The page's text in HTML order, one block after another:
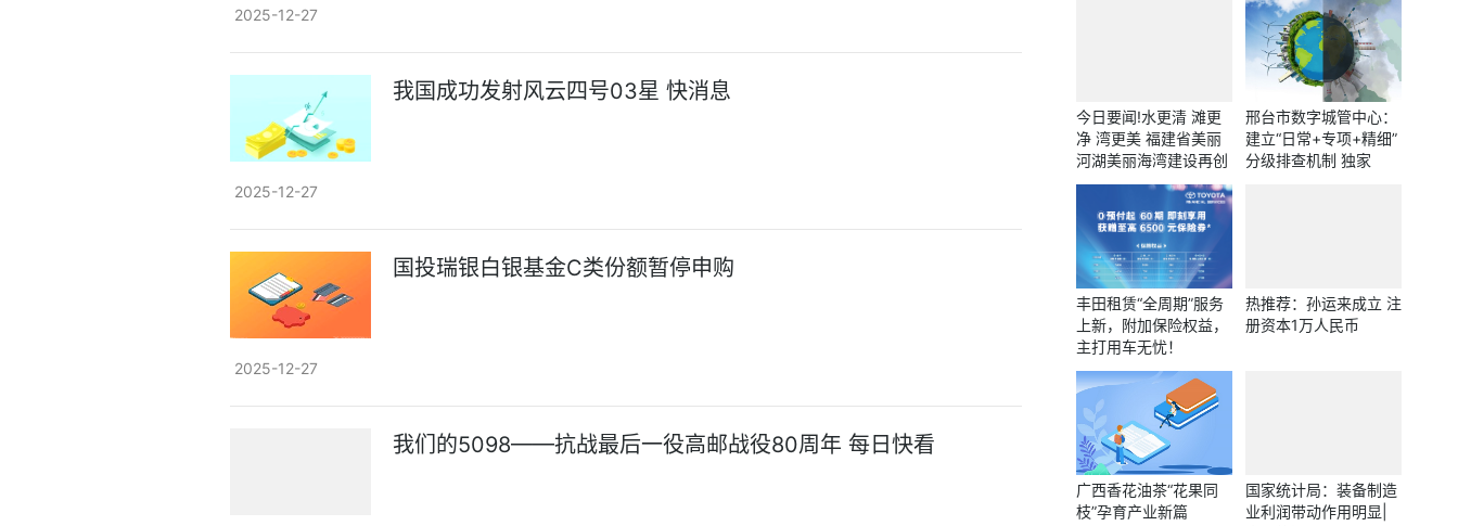
2025-12-27
我国成功发射风云四号03星 快消息
2025-12-27
国投瑞银白银基金C类份额暂停申购
2025-12-27
我们的5098——抗战最后一役高邮战役80周年 每日快看
今日要闻!水更清 滩更
净 湾更美 福建省美丽
河湖美丽海湾建设再创
佳绩
邢台市数字城管中心：
建立“日常+专项+精细”
分级排查机制 独家
丰田租赁“全周期”服务
上新，附加保险权益，
主打用车无忧！
热推荐：孙运来成立 注
册资本1万人民币
广西香花油茶“花果同
枝”孕育产业新篇
国家统计局：装备制造
业利润带动作用明显|